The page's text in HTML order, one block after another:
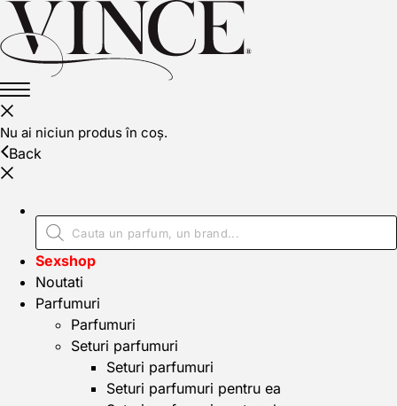
Nu ai niciun produs în coș.
Back
Sexshop
Noutati
Parfumuri
Parfumuri
Seturi parfumuri
Seturi parfumuri
Seturi parfumuri pentru ea